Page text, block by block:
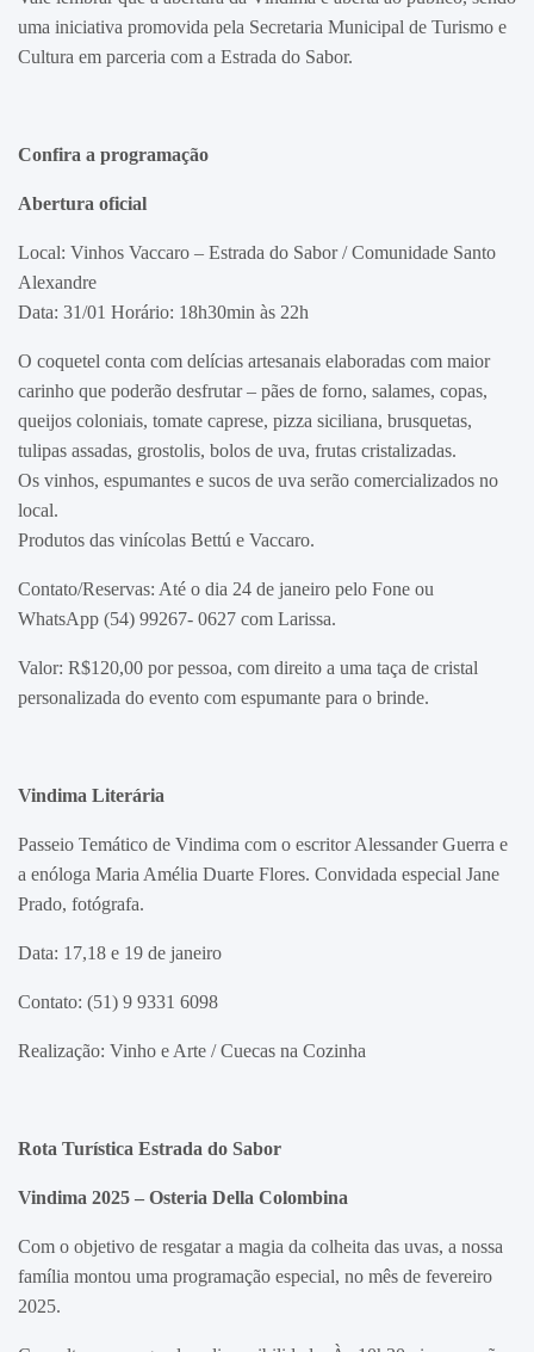
uma iniciativa promovida pela Secretaria Municipal de Turismo e
Cultura em parceria com a Estrada do Sabor.
Confira a programação
Abertura oficial
Local: Vinhos Vaccaro – Estrada do Sabor / Comunidade Santo
Alexandre
Data: 31/01 Horário: 18h30min às 22h
O coquetel conta com delícias artesanais elaboradas com maior
carinho que poderão desfrutar – pães de forno, salames, copas,
queijos coloniais, tomate caprese, pizza siciliana, brusquetas,
tulipas assadas, grostolis, bolos de uva, frutas cristalizadas.
Os vinhos, espumantes e sucos de uva serão comercializados no
local.
Produtos das vinícolas Bettú e Vaccaro.
Contato/Reservas: Até o dia 24 de janeiro pelo Fone ou
WhatsApp (54) 99267- 0627 com Larissa.
Valor: R$120,00 por pessoa, com direito a uma taça de cristal
personalizada do evento com espumante para o brinde.
Vindima Literária
Passeio Temático de Vindima com o escritor Alessander Guerra e
a enóloga Maria Amélia Duarte Flores. Convidada especial Jane
Prado, fotógrafa.
Data: 17,18 e 19 de janeiro
Contato: (51) 9 9331 6098
Realização: Vinho e Arte / Cuecas na Cozinha
Rota Turística Estrada do Sabor
Vindima 2025 – Osteria Della Colombina
Com o objetivo de resgatar a magia da colheita das uvas, a nossa
família montou uma programação especial, no mês de fevereiro
2025.